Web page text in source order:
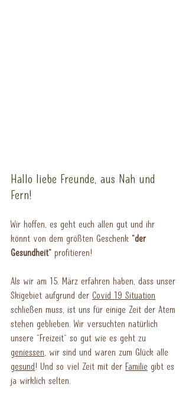
Hallo liebe Freunde, aus Nah und
Fern!
Wir hoffen, es geht euch allen gut und ihr
könnt von dem größten Geschenk "der
Gesundheit" profitieren!
Als wir am 15. März erfahren haben, dass unser
Skigebiet aufgrund der Covid 19 Situation
schließen muss, ist uns für einige Zeit der Atem
stehen geblieben. Wir versuchten natürlich
unsere "Freizeit" so gut wie es geht zu
geniessen, wir sind und waren zum Glück alle
gesund! Und so viel Zeit mit der Familie gibt es
ja wirklich selten.